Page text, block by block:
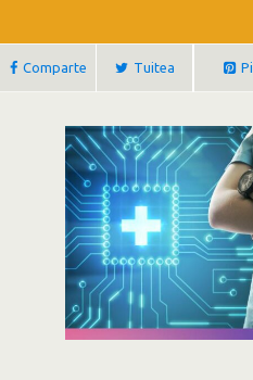
Comparte Tuitea